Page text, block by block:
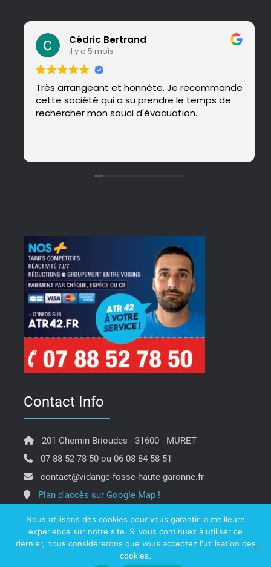
Cédric Bertrand
il y a 5 mois
Très arrangeant et honnête. Je recommande
cette société qui a su prendre le temps de
rechercher mon souci d'évacuation.
Contact Info
201 Chemin Brioudes - 31600 - MURET
07 88 52 78 50 ou 06 08 84 58 51
contact@vidange-fosse-haute-garonne.fr
Plan d'accès sur Google Map !
Copyright @ ATR 42 Vidange Fosse Haute Garonne -
Nous utilisons des cookies pour vous garantir la meilleure
expérience sur notre site. Si vous continuez à utiliser ce
dernier, nous considérerons que vous acceptez l'utilisation des
cookies.